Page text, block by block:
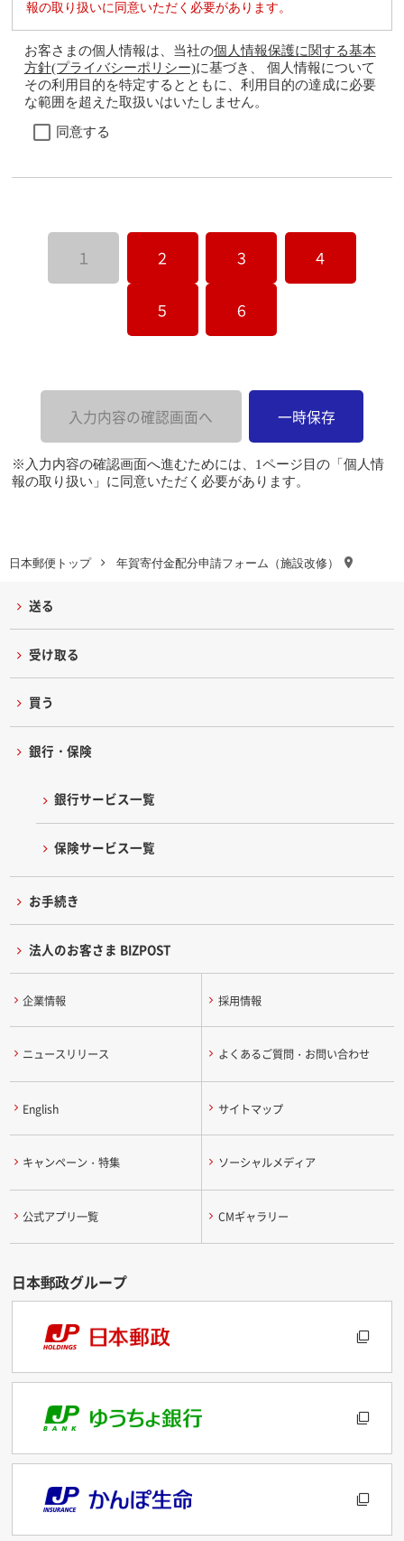
日本郵便トップ 年賀寄付金配分申請フォーム（施設改修）
報の取り扱いに同意いただく必要があります。
お客さまの個人情報は、当社の個人情報保護に関する基本
方針(プライバシーポリシー)に基づき、 個人情報について
その利用目的を特定するとともに、利用目的の達成に必要
な範囲を超えた取扱いはいたしません。
同意する
※入力内容の確認画面へ進むためには、1ページ目の「個人情
報の取り扱い」に同意いただく必要があります。
送る
受け取る
買う
銀行・保険
銀行サービス一覧
保険サービス一覧
お手続き
法人のお客さま BIZPOST
企業情報 採用情報
ニュースリリース よくあるご質問・お問い合わせ
English サイトマップ
キャンペーン・特集 ソーシャルメディア
公式アプリ一覧 CMギャラリー